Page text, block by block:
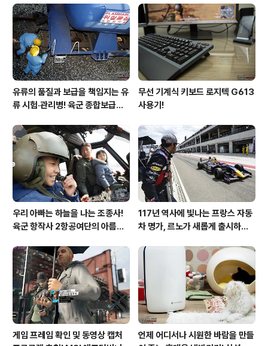
유류의 품질과 보급을 책임지는 유
류 시험·관리병! 육군 종합보급창
무선 기계식 키보드 로지텍 G613
사용기!
우리 아빠는 하늘을 나는 조종사!
육군 항작사 2항공여단의 아름다
117년 역사에 빛나는 프랑스 자동
차 명가, 르노가 새롭게 출시하는
게임 프레임 확인 및 동영상 캡처
언제 어디서나 시원한 바람을 만들